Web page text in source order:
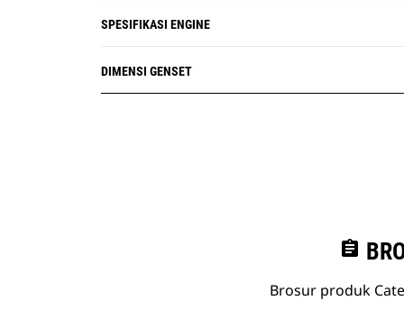
SPESIFIKASI ENGINE
DIMENSI GENSET
assignment
Brosur produk